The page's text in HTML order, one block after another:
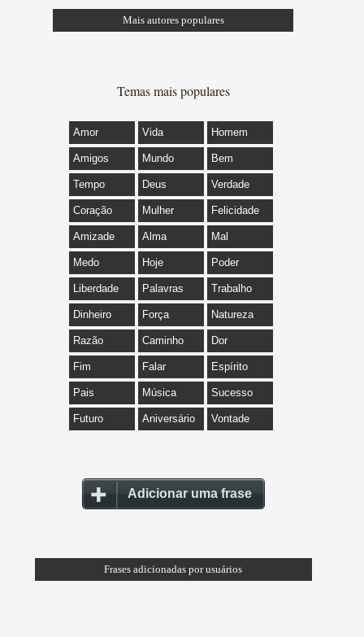
Mais autores populares
Temas mais populares
Amor Vida Homem
Amigos Mundo Bem
Tempo Deus Verdade
Coração Mulher Felicidade
Amizade Alma Mal
Medo Hoje Poder
Liberdade Palavras Trabalho
Dinheiro Força Natureza
Razão Caminho Dor
Fim Falar Espírito
Pais Música Sucesso
Futuro Aniversário Vontade
Adicionar uma frase
Frases adicionadas por usuários